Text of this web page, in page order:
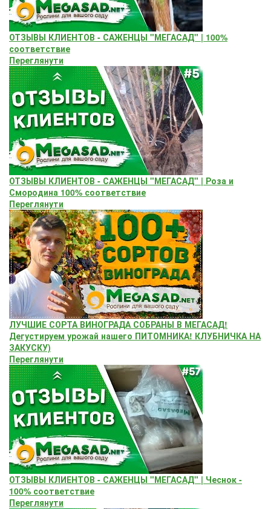
ОТЗЫВЫ КЛИЕНТОВ - САЖЕНЦЫ "МЕГАСАД" | 100%
соответствие
Переглянути
ОТЗЫВЫ КЛИЕНТОВ - САЖЕНЦЫ "МЕГАСАД" | Роза и
Смородина 100% соответствие
Переглянути
ЛУЧШИЕ СОРТА ВИНОГРАДА СОБРАНЫ В МЕГАСАД!
Дегустируем урожай нашего ПИТОМНИКА! КЛУБНИЧКА НА
ЗАКУСКУ)
Переглянути
ОТЗЫВЫ КЛИЕНТОВ - САЖЕНЦЫ "МЕГАСАД" | Чеснок -
100% соответствие
Переглянути